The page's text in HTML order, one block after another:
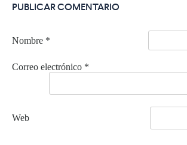
PUBLICAR COMENTARIO
Nombre *
Correo electrónico *
Web